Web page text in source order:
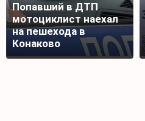
Попавший в ДТП
мотоциклист наехал
на пешехода в
Конаково